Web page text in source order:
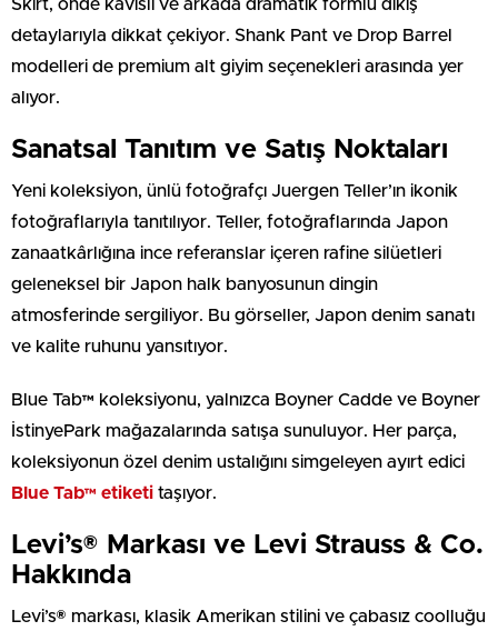
Skirt, önde kavisli ve arkada dramatik formlu dikiş
detaylarıyla dikkat çekiyor. Shank Pant ve Drop Barrel
modelleri de premium alt giyim seçenekleri arasında yer
alıyor.
Sanatsal Tanıtım ve Satış Noktaları
Yeni koleksiyon, ünlü fotoğrafçı Juergen Teller’ın ikonik
fotoğraflarıyla tanıtılıyor. Teller, fotoğraflarında Japon
zanaatkârlığına ince referanslar içeren rafine silüetleri
geleneksel bir Japon halk banyosunun dingin
atmosferinde sergiliyor. Bu görseller, Japon denim sanatı
ve kalite ruhunu yansıtıyor.
Blue Tab™ koleksiyonu, yalnızca Boyner Cadde ve Boyner
İstinyePark mağazalarında satışa sunuluyor. Her parça,
koleksiyonun özel denim ustalığını simgeleyen ayırt edici
Blue Tab™ etiketi taşıyor.
Levi’s® Markası ve Levi Strauss & Co.
Hakkında
Levi’s® markası, klasik Amerikan stilini ve çabasız coolluğu